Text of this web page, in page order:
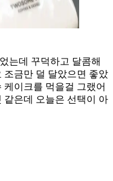
는데 꾸덕하고 달콤해
조금만 덜 달았으면 좋았
이크를 먹을걸 그랬어
같은데 오늘은 선택이 아